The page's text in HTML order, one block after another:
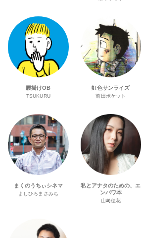
腰掛けOB
TSUKURU
虹色サンライズ
前田ポケット
まくのうちぃシネマ
よしひろまさみち
私とアナタのための、エ
ンパワ本
山﨑穂花